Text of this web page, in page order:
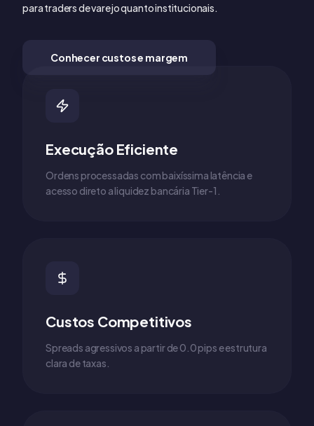
para traders de varejo quanto institucionais.
Conhecer custos e margem
Execução Eficiente
Ordens processadas com baixíssima latência e
acesso direto a liquidez bancária Tier-1.
Custos Competitivos
Spreads agressivos a partir de 0.0 pips e estrutura
clara de taxas.